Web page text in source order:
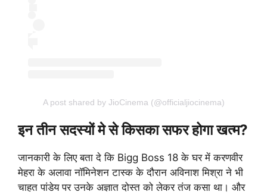
A post shared by JioCinema (@officialjiocinema)
इन तीन सदस्यों मे से किसका सफर होगा खत्म?
जानकारी के लिए बता दे कि Bigg Boss 18 के घर में करणवीर
मेहरा के अलावा नॉमिनेशन टास्क के दौरान अविनाश मिश्रा ने भी
चाहत पांडेय पर उनके अज्ञात दोस्त को लेकर तंज कसा था। और